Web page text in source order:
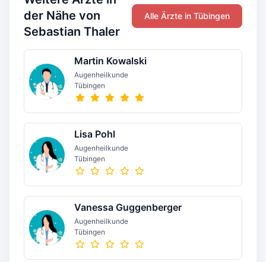
der Nähe von
Sebastian Thaler
Alle Ärzte in Tübingen
Martin Kowalski
Augenheilkunde
Tübingen
Lisa Pohl
Augenheilkunde
Tübingen
Vanessa Guggenberger
Augenheilkunde
Tübingen